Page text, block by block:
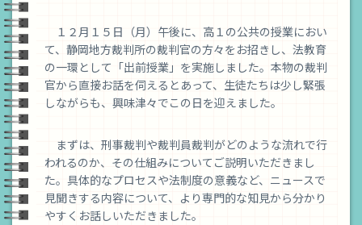
１２月１５日（月）午後に、高１の公共の授業におい
て、静岡地方裁判所の裁判官の方々をお招きし、法教育
の一環として「出前授業」を実施しました。本物の裁判
官から直接お話を伺えるとあって、生徒たちは少し緊張
しながらも、興味津々でこの日を迎えました。
まずは、刑事裁判や裁判員裁判がどのような流れで行
われるのか、その仕組みについてご説明いただきまし
た。具体的なプロセスや法制度の意義など、ニュースで
見聞きする内容について、より専門的な知見から分かり
やすくお話しいただきました。